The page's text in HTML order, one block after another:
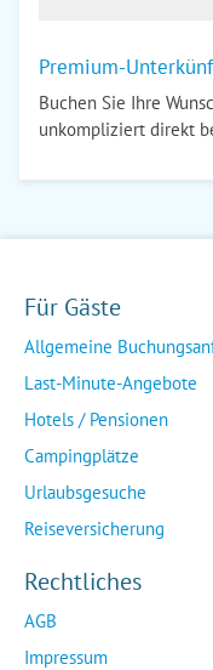
Premium-
Buchen Sie Ihre
unkompliziert direkt
Für Gäste
Allgemeine
Last-Minute-Angebote
Hotels / Pensionen
Campingplätze
Urlaubsgesuche
Reiseversicherung
Rechtliches
AGB
Impressum